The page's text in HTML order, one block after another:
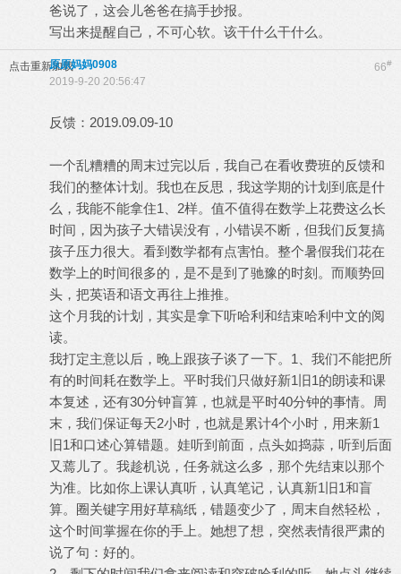
爸说了，这会儿爸爸在搞手抄报。
写出来提醒自己，不可心软。该干什么干什么。
点击重新加载 66#
原原妈妈0908
2019-9-20 20:56:47
反馈：2019.09.09-10
一个乱糟糟的周末过完以后，我自己在看收费班的反馈和
我们的整体计划。我也在反思，我这学期的计划到底是什
么，我能不能拿住1、2样。值不值得在数学上花费这么长
时间，因为孩子大错误没有，小错误不断，但我们反复搞
孩子压力很大。看到数学都有点害怕。整个暑假我们花在
数学上的时间很多的，是不是到了驰豫的时刻。而顺势回
头，把英语和语文再往上推推。
这个月我的计划，其实是拿下听哈利和结束哈利中文的阅
读。
我打定主意以后，晚上跟孩子谈了一下。1、我们不能把所
有的时间耗在数学上。平时我们只做好新1旧1的朗读和课
本复述，还有30分钟盲算，也就是平时40分钟的事情。周
末，我们保证每天2小时，也就是累计4个小时，用来新1
旧1和口述心算错题。娃听到前面，点头如捣蒜，听到后面
又蔫儿了。我趁机说，任务就这么多，那个先结束以那个
为准。比如你上课认真听，认真笔记，认真新1旧1和盲
算。圈关键字用好草稿纸，错题变少了，周末自然轻松，
这个时间掌握在你的手上。她想了想，突然表情很严肃的
说了句：好的。